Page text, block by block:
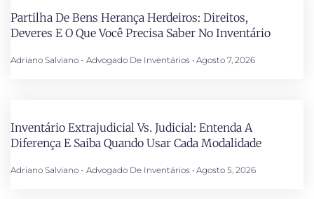
Partilha De Bens Herança Herdeiros: Direitos,
Deveres E O Que Você Precisa Saber No Inventário
Adriano Salviano - Advogado De Inventários Agosto 7, 2026
Inventário Extrajudicial Vs. Judicial: Entenda A
Diferença E Saiba Quando Usar Cada Modalidade
Adriano Salviano - Advogado De Inventários Agosto 5, 2026